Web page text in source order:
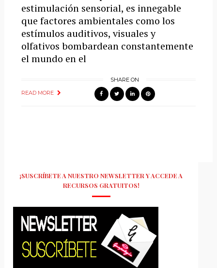
estimulación sensorial, es innegable
que factores ambientales como los
estímulos auditivos, visuales y
olfativos bombardean constantemente
el mundo en el
READ MORE
SHARE ON
¡SUSCRÍBETE A NUESTRO NEWSLETTER Y ACCEDE A
RECURSOS GRATUITOS!